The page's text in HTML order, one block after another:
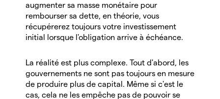
augmenter sa masse monétaire pour
rembourser sa dette, en théorie, vous
récupérerez toujours votre investissement
initial lorsque l'obligation arrive à échéance.
La réalité est plus complexe. Tout d'abord, les
gouvernements ne sont pas toujours en mesure
de produire plus de capital. Même si c'est le
cas, cela ne les empêche pas de pouvoir se